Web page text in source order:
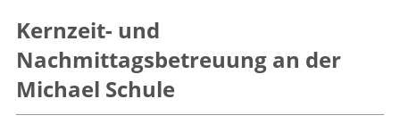
Kernzeit- und
Nachmittagsbetreuung an der
Michael Schule